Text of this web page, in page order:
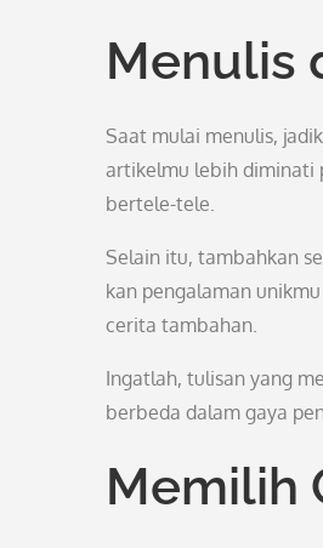
Menulis
Saat mulai menulis,
artikelmu lebih diminati
bertele-tele.
Selain itu, tambahkan
kan pengalaman
cerita tambahan.
Ingatlah, tulisan yang
berbeda dalam gaya
Memilih